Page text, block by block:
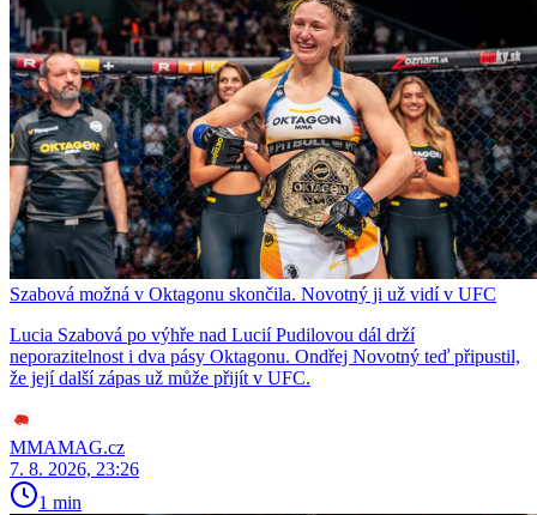
Szabová možná v Oktagonu skončila. Novotný ji už vidí v UFC
Lucia Szabová po výhře nad Lucií Pudilovou dál drží
neporazitelnost i dva pásy Oktagonu. Ondřej Novotný teď připustil,
že její další zápas už může přijít v UFC.
MMAMAG.cz
7. 8. 2026, 23:26
1 min